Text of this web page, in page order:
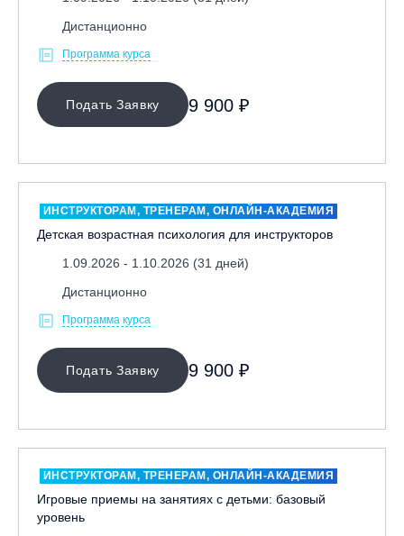
Дистанционно
Программа курса
Подать Заявку 9 900 ₽
ИНСТРУКТОРАМ, ТРЕНЕРАМ, ОНЛАЙН-АКАДЕМИЯ
Детская возрастная психология для инструкторов
1.09.2026 - 1.10.2026 (31 дней)
Дистанционно
Программа курса
Подать Заявку 9 900 ₽
ИНСТРУКТОРАМ, ТРЕНЕРАМ, ОНЛАЙН-АКАДЕМИЯ
Игровые приемы на занятиях с детьми: базовый
уровень